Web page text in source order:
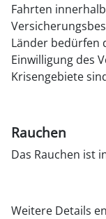
Fahrten
Länder bedürfen
Einwilligung des
Krisengebiete
Rauchen
Das Rauchen ist
Weitere Details